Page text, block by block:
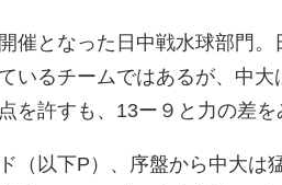
催となった日中戦水球部門
いるチームではあるが、中
を許すも、13ー９と力の差を
（以下P）、序盤から中大は